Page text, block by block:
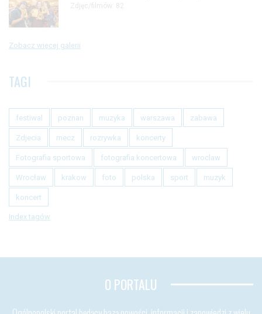
Zdjęc/filmów: 82
Zobacz więcej galerii
TAGI
festiwal poznan muzyka warszawa zabawa
Zdjecia mecz rozrywka koncerty
Fotografia sportowa fotografia koncertowa wroclaw
Wrocław krakow foto polska sport muzyk
koncert
Index tagów
O PORTALU